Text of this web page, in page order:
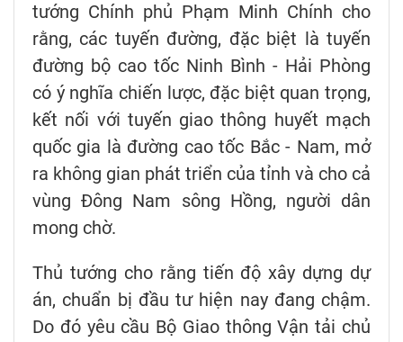
tướng Chính phủ Phạm Minh Chính cho
rằng, các tuyến đường, đặc biệt là tuyến
đường bộ cao tốc Ninh Bình - Hải Phòng
có ý nghĩa chiến lược, đặc biệt quan trọng,
kết nối với tuyến giao thông huyết mạch
quốc gia là đường cao tốc Bắc - Nam, mở
ra không gian phát triển của tỉnh và cho cả
vùng Đông Nam sông Hồng, người dân
mong chờ.
Thủ tướng cho rằng tiến độ xây dựng dự
án, chuẩn bị đầu tư hiện nay đang chậm.
Do đó yêu cầu Bộ Giao thông Vận tải chủ